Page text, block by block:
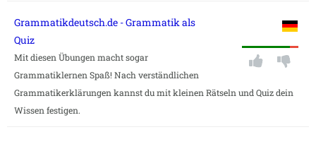
Grammatikdeutsch.de - Grammatik als
Quiz
Mit diesen Übungen macht sogar
Grammatiklernen Spaß! Nach verständlichen
Grammatikerklärungen kannst du mit kleinen Rätseln und Quiz dein
Wissen festigen.